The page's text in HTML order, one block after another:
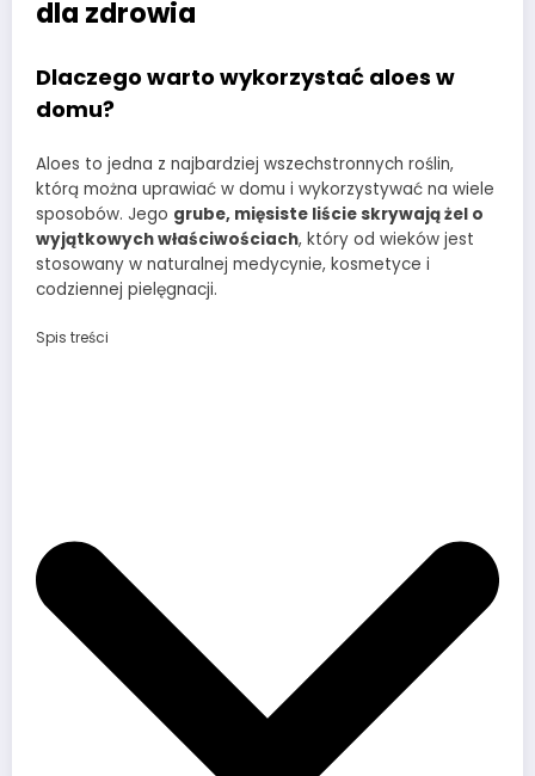
dla zdrowia
Dlaczego warto wykorzystać aloes w
domu?
Aloes to jedna z najbardziej wszechstronnych roślin,
którą można uprawiać w domu i wykorzystywać na wiele
sposobów. Jego grube, mięsiste liście skrywają żel o
wyjątkowych właściwościach, który od wieków jest
stosowany w naturalnej medycynie, kosmetyce i
codziennej pielęgnacji.
Spis treści